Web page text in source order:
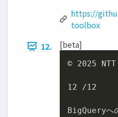
https://
toolbox
12.
[beta]
© 2025
12 /12
BigQueryへ